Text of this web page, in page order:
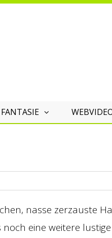
nasse zerzauste
eine weitere lustige